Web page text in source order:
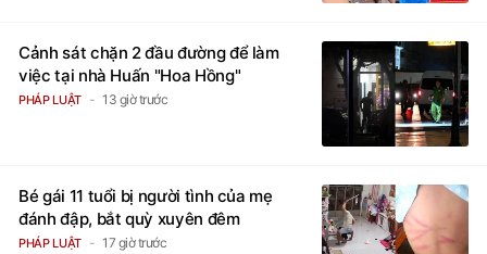
Cảnh sát chặn 2 đầu đường để làm
việc tại nhà Huấn "Hoa Hồng"
PHÁP LUẬT 13 giờ trước
Bé gái 11 tuổi bị người tình của mẹ
đánh đập, bắt quỳ xuyên đêm
PHÁP LUẬT 17 giờ trước